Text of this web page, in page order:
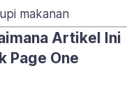
makanan
Artikel Ini
Page One